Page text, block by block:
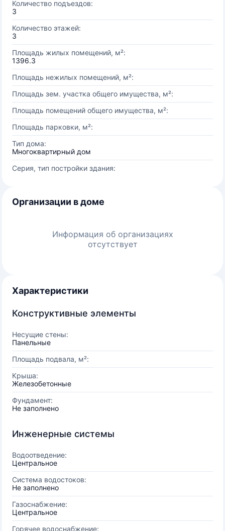
Количество подъездов:
3
Количество этажей:
3
Площадь жилых помещений, м²:
1396.3
Площадь нежилых помещений, м²:
Площадь зем. участка общего имущества, м²:
Площадь помещений общего имущества, м²:
Площадь парковки, м²:
Тип дома:
Многоквартирный дом
Серия, тип постройки здания:
Организации в доме
Информация об организациях
отсутствует
Характеристики
Конструктивные элементы
Несущие стены:
Панельные
Площадь подвала, м²:
Крыша:
Железобетонные
Фундамент:
Не заполнено
Инженерные системы
Водоотведение:
Центральное
Система водостоков:
Не заполнено
Газоснабжение:
Центральное
Горячее водоснабжение: